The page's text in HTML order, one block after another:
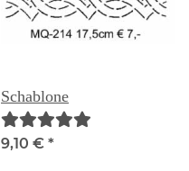
Schablone
9,10 € *